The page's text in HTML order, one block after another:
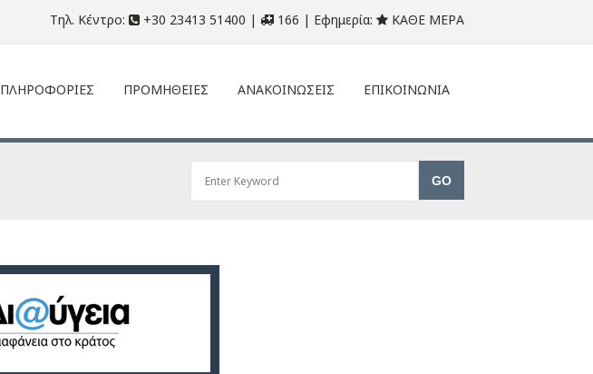
Τηλ. Κέντρο: +30 23413 51400 | 166 | Εφημερία: ΚΑΘΕ ΜΕΡΑ
ΠΛΗΡΟΦΟΡΙΕΣ ΠΡΟΜΗΘΕΙΕΣ ΑΝΑΚΟΙΝΩΣΕΙΣ ΕΠΙΚΟΙΝΩΝΙΑ